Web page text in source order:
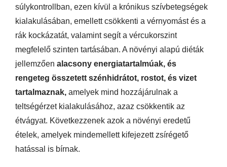
súlykontrollban, ezen kívül a krónikus szívbetegségek
kialakulásában, emellett csökkenti a vérnyomást és a
rák kockázatát, valamint segít a vércukorszint
megfelelő szinten tartásában. A növényi alapú diéták
jellemzően alacsony energiatartalmúak, és
rengeteg összetett szénhidrátot, rostot, és vizet
tartalmaznak, amelyek mind hozzájárulnak a
teltségérzet kialakulásához, azaz csökkentik az
étvágyat. Következzenek azok a növényi eredetű
ételek, amelyek mindemellett kifejezett zsírégető
hatással is bírnak.